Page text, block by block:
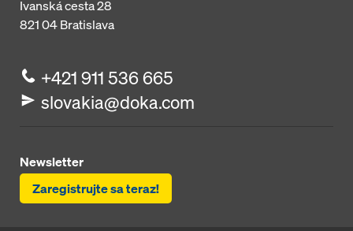
Ivanská cesta 28
821 04Bratislava
+421 911 536 665
slovakia@doka.com
Newsletter
Zaregistrujte sa teraz!